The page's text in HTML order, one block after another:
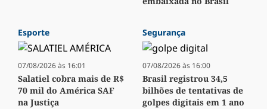
Esporte
07/08/2026 às 16:01
Salatiel cobra mais de R$
70 mil do América SAF
na Justiça
Segurança
07/08/2026 às 16:00
Brasil registrou 34,5
bilhões de tentativas de
golpes digitais em 1 ano